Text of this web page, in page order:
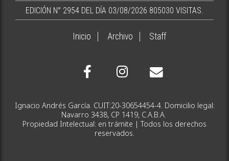
EDICIÓN N° 2954 DEL DÍA 03/08/2026 805030 VISITAS.
Inicio Archivo Staff
Ignacio Andrés García. CUIT:20-30654454-4. Domicilio legal:
Navarro 3438, CP 1419, C.A.B.A.
Propiedad Intelectual: en trámite | Todos los derechos
reservados.